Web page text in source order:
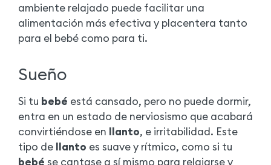
ambiente relajado puede facilitar una
alimentación más efectiva y placentera tanto
para el bebé como para ti.
Sueño
Si tu bebé está cansado, pero no puede dormir,
entra en un estado de nerviosismo que acabará
convirtiéndose en llanto, e irritabilidad. Este
tipo de llanto es suave y rítmico, como si tu
bebé se cantase a sí mismo para relajarse y